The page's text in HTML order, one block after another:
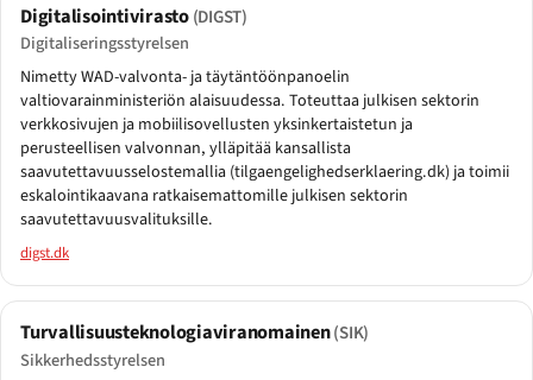
Digitalisointivirasto(DIGST)
Digitaliseringsstyrelsen
Nimetty WAD-valvonta- ja täytäntöönpanoelin
valtiovarainministeriön alaisuudessa. Toteuttaa julkisen sektorin
verkkosivujen ja mobiilisovellusten yksinkertaistetun ja
perusteellisen valvonnan, ylläpitää kansallista
saavutettavuusselostemallia (tilgaengelighedserklaering.dk) ja toimii
eskalointikaavana ratkaisemattomille julkisen sektorin
saavutettavuusvalituksille.
digst.dk
Turvallisuusteknologiaviranomainen(SIK)
Sikkerhedsstyrelsen